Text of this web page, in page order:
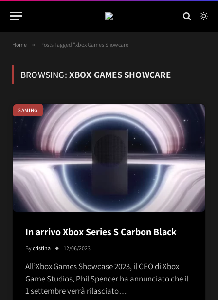
Home » Posts Tagged "xbox Games Showcare"
BROWSING: XBOX GAMES SHOWCARE
GAMING
In arrivo Xbox Series S Carbon Black
Bycristina 12/06/2023
All’Xbox Games Showcase 2023, il CEO di Xbox
Game Studios, Phil Spencer ha annunciato che il
1 settembre verrà rilasciato…